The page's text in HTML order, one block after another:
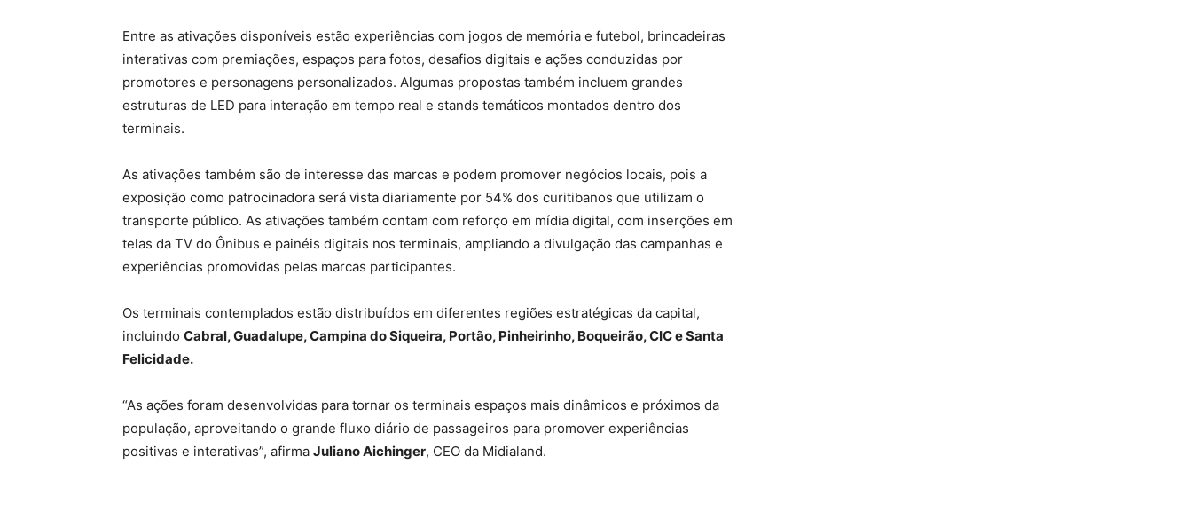
Entre as ativações disponíveis estão experiências com jogos de memória e futebol, brincadeiras
interativas com premiações, espaços para fotos, desafios digitais e ações conduzidas por
promotores e personagens personalizados. Algumas propostas também incluem grandes
estruturas de LED para interação em tempo real e stands temáticos montados dentro dos
terminais.
As ativações também são de interesse das marcas e podem promover negócios locais, pois a
exposição como patrocinadora será vista diariamente por 54% dos curitibanos que utilizam o
transporte público. As ativações também contam com reforço em mídia digital, com inserções em
telas da TV do Ônibus e painéis digitais nos terminais, ampliando a divulgação das campanhas e
experiências promovidas pelas marcas participantes.
Os terminais contemplados estão distribuídos em diferentes regiões estratégicas da capital,
incluindo Cabral, Guadalupe, Campina do Siqueira, Portão, Pinheirinho, Boqueirão, CIC e Santa
Felicidade.
“As ações foram desenvolvidas para tornar os terminais espaços mais dinâmicos e próximos da
população, aproveitando o grande fluxo diário de passageiros para promover experiências
positivas e interativas”, afirma Juliano Aichinger, CEO da Midialand.